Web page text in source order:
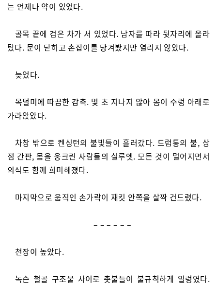
는 언제나 약이 있었다.
골목 끝에 검은 차가 서 있었다. 남자를 따라 뒷자리에 올라
탔다. 문이 닫히고 손잡이를 당겨봤지만 열리지 않았다.
늦었다.
목덜미에 따끔한 감촉. 몇 초 지나지 않아 몸이 수렁 아래로
가라앉았다.
차창 밖으로 켄싱턴의 불빛들이 흘러갔다. 드럼통의 불, 상
점 간판, 몸을 웅크린 사람들의 실루엣. 모든 것이 멀어지면서
의식도 함께 희미해졌다.
마지막으로 움직인 손가락이 재킷 안쪽을 살짝 건드렸다.
– – – – – –
천장이 높았다.
녹슨 철골 구조물 사이로 촛불들이 불규칙하게 일렁였다.